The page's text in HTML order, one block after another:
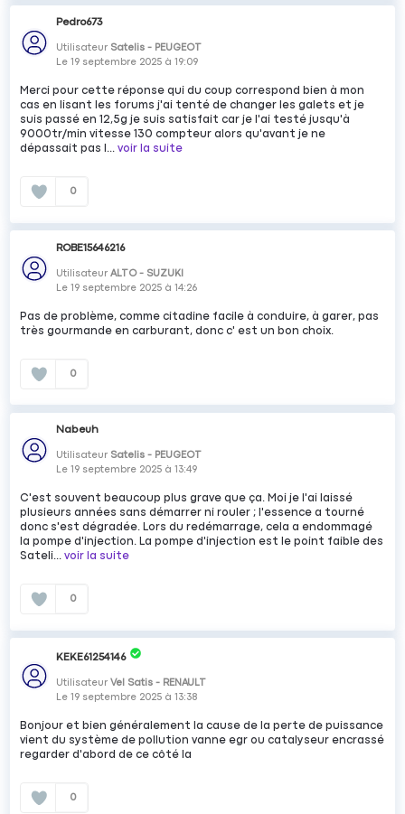
Pedro673
Utilisateur Satelis - PEUGEOT
Le19 septembre 2025 à19:09
Merci pour cette réponse qui du coup correspond bien à mon
cas en lisant les forums j'ai tenté de changer les galets et je
suis passé en 12,5g je suis satisfait car je l'ai testé jusqu'à
9000tr/min vitesse 130 compteur alors qu'avant je ne
dépassait pas l...voir la suite
0
ROBE15646216
UtilisateurALTO - SUZUKI
Le19 septembre 2025 à14:26
Pas de problème, comme citadine facile à conduire, à garer, pas
très gourmande en carburant, donc c' est un bon choix.
0
Nabeuh
Utilisateur Satelis - PEUGEOT
Le19 septembre 2025 à13:49
C'est souvent beaucoup plus grave que ça. Moi je l'ai laissé
plusieurs années sans démarrer ni rouler ; l'essence a tourné
donc s'est dégradée. Lors du redémarrage, cela a endommagé
la pompe d'injection. La pompe d'injection est le point faible des
Sateli...voir la suite
0
KEKE61254146
UtilisateurVel Satis - RENAULT
Le19 septembre 2025 à13:38
Bonjour et bien généralement la cause de la perte de puissance
vient du système de pollution vanne egr ou catalyseur encrassé
regarder d'abord de ce côté la
0